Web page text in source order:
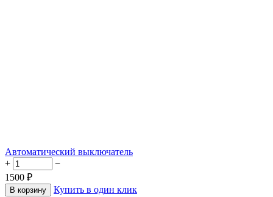
Автоматический выключатель
+
−
1500 ₽
В корзину
Купить в один клик